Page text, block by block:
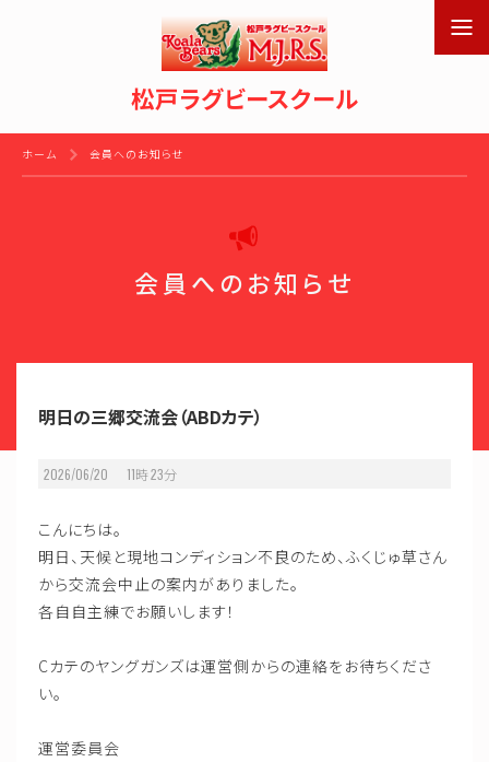
松戸ラグビースクール
ホーム 会員へのお知らせ
会員へのお知らせ
明日の三郷交流会（ABDカテ）
2026/06/20 11時23分
こんにちは。
明日、天候と現地コンディション不良のため、ふくじゅ草さん
から交流会中止の案内がありました。
各自自主練でお願いします！
Cカテのヤングガンズは運営側からの連絡をお待ちくださ
い。
運営委員会